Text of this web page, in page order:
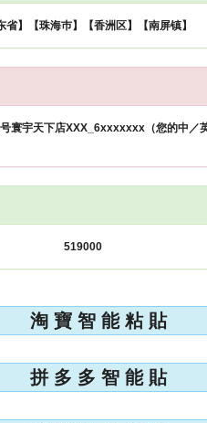
淘 寶 智 能 粘 貼
拼 多 多 智 能 貼